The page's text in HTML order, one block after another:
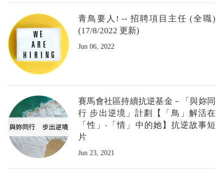
青鳥要人! -- 招聘項目主任 (全職)
(17/8/2022 更新)
Jun 06, 2022
賽馬會社區持續抗逆基金－「與妳同
行 步出逆境」計劃【「鳥」解活在
「性」‧「情」中的她】抗逆故事短
片
Jun 23, 2021